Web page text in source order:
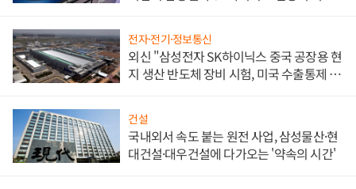
전자·전기·정보통신
외신 "삼성전자 SK하이닉스 중국 공장용 현
지 생산 반도체 장비 시험, 미국 수출통제 대
건설
국내외서 속도 붙는 원전 사업, 삼성물산·현
대건설·대우건설에 다가오는 '약속의 시간'